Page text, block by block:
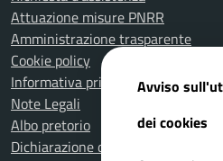
Attuazione misure PNRR
Amministrazione trasparente
Cookie policy
Informativa privacy
Note Legali
Albo pretorio
Dichiarazione di accessibilità
Avviso
dei cookies